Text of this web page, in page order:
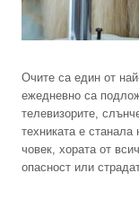
Очите са един от
ежедневно са
телевизорите,
техниката е
човек, хората от
опасност или